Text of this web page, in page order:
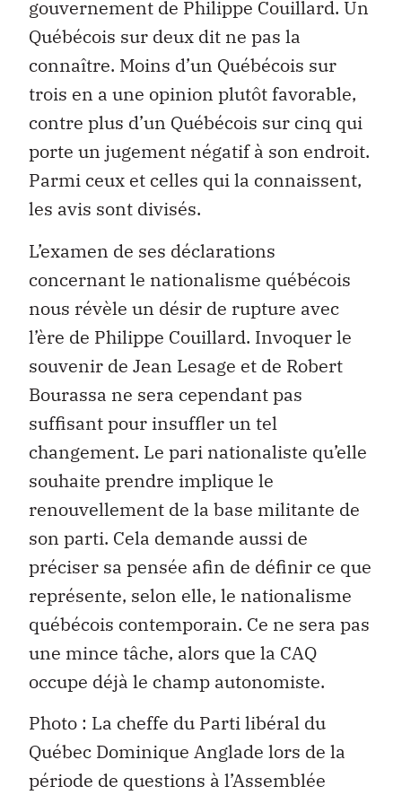
gouvernement de Philippe Couillard. Un
Québécois sur deux dit ne pas la
connaître. Moins d’un Québécois sur
trois en a une opinion plutôt favorable,
contre plus d’un Québécois sur cinq qui
porte un jugement négatif à son endroit.
Parmi ceux et celles qui la connaissent,
les avis sont divisés.
L’examen de ses déclarations
concernant le nationalisme québécois
nous révèle un désir de rupture avec
l’ère de Philippe Couillard. Invoquer le
souvenir de Jean Lesage et de Robert
Bourassa ne sera cependant pas
suffisant pour insuffler un tel
changement. Le pari nationaliste qu’elle
souhaite prendre implique le
renouvellement de la base militante de
son parti. Cela demande aussi de
préciser sa pensée afin de définir ce que
représente, selon elle, le nationalisme
québécois contemporain. Ce ne sera pas
une mince tâche, alors que la CAQ
occupe déjà le champ autonomiste.
Photo : La cheffe du Parti libéral du
Québec Dominique Anglade lors de la
période de questions à l’Assemblée